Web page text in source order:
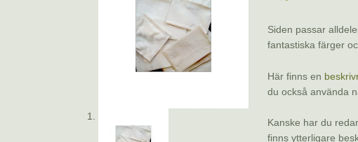
Siden passar
fantastiska färger
Här finns en
du också använda
Kanske har du
finns ytterligare